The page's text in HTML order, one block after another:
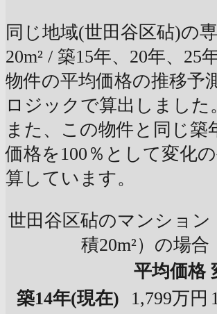
同じ地域(世田谷区砧)の
20m² / 築15年、20年、25
物件の平均価格の推移予
ロジックで算出しました
また、この物件と同じ築
価格を100％として変化
算しています。
世田谷区砧のマンション
積20m²）の場合
平均価格
築14年(現在) 1,799万円